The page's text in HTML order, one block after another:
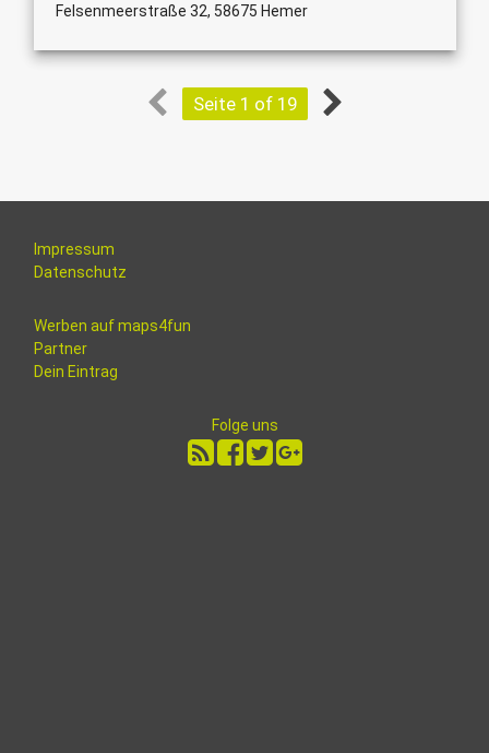
Felsenmeerstraße 32, 58675 Hemer
Seite 1 of 19
Impressum
Datenschutz
Werben auf maps4fun
Partner
Dein Eintrag
Folge uns